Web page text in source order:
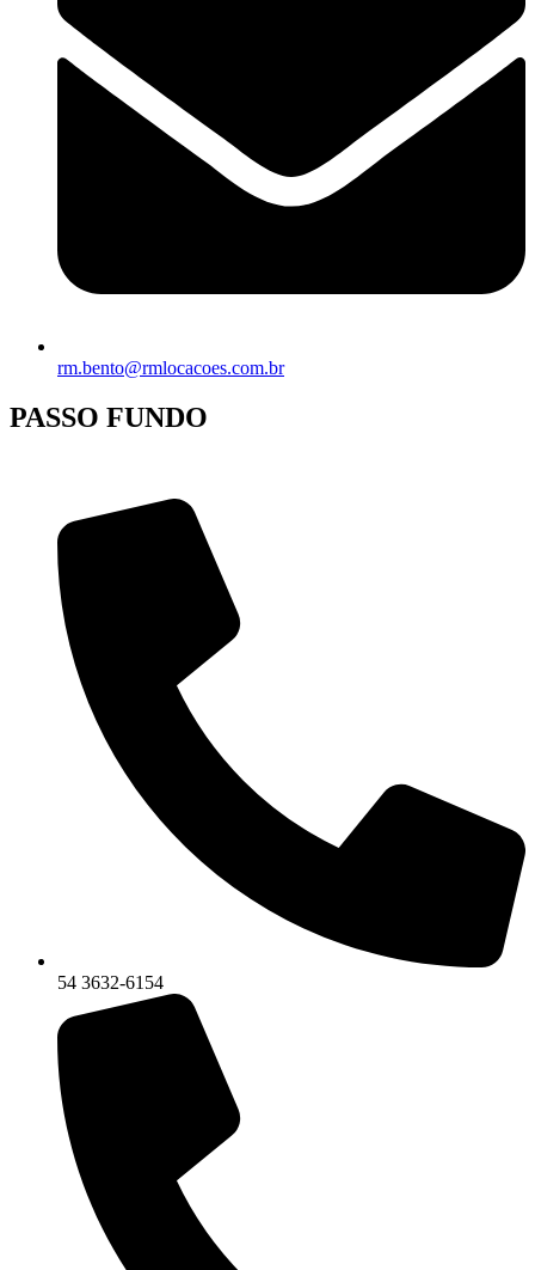
rm.bento@rmlocacoes.com.br
PASSO FUNDO
54 3632-6154